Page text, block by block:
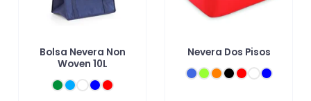
Bolsa Nevera Non
Woven 10L
Nevera Dos Pisos